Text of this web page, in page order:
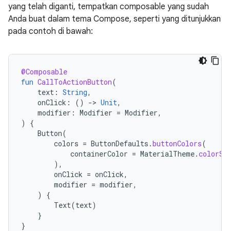
yang telah diganti, tempatkan composable yang sudah
Anda buat dalam tema Compose, seperti yang ditunjukkan
pada contoh di bawah:
@Composable
fun CallToActionButton(
text : String,
onClick : () -> Unit,
modifier : Modifier = Modifier,
)
{
Button(
colors = ButtonDefaults .buttonColors(
containerColor = MaterialTheme.
),
onClick = onClick,
modifier = modifier,
)
{
Text(text)
}
}